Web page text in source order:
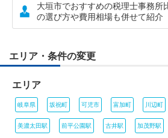
大垣市でおすすめの税理士事務所
の選び方や費用相場も併せて紹介
エリア・条件の変更
エリア
岐阜県 坂祝町 可児市 富加町 川辺町
美濃太田駅 前平公園駅 古井駅 加茂野駅